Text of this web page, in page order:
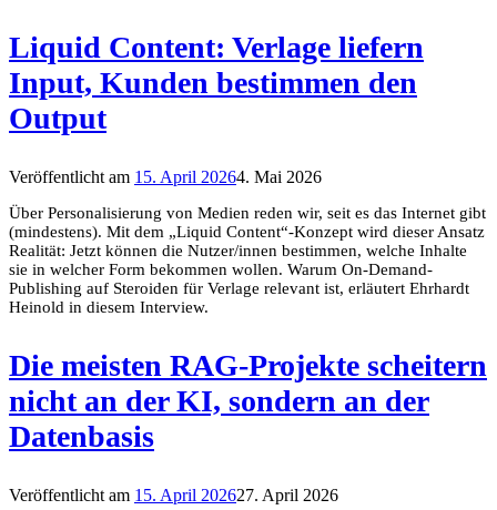
Liquid Content: Verlage liefern
Input, Kunden bestimmen den
Output
Veröffentlicht am 15. April 20264. Mai 2026
Über Personalisierung von Medien reden wir, seit es das Internet gibt
(mindestens). Mit dem „Liquid Content“-Konzept wird dieser Ansatz
Realität: Jetzt können die Nutzer/innen bestimmen, welche Inhalte
sie in welcher Form bekommen wollen. Warum On-Demand-
Publishing auf Steroiden für Verlage relevant ist, erläutert Ehrhardt
Heinold in diesem Interview.
Die meisten RAG-Projekte scheitern
nicht an der KI, sondern an der
Datenbasis
Veröffentlicht am 15. April 202627. April 2026